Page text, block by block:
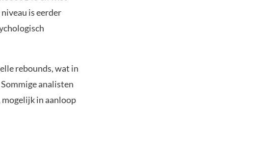
is eerder
rebounds, wat in
analisten
in aanloop